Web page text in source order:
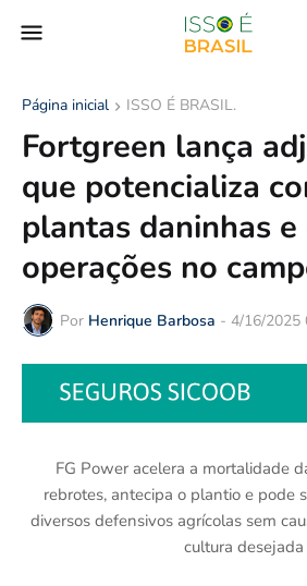
Página inicial ISSO É BRASIL.
Fortgreen lança
que potencializa
plantas daninhas
operações no
Por Henrique Barbosa - 4/16/2025
FG Power acelera a mortalidade
rebrotes, antecipa o plantio e pode
diversos defensivos agrícolas sem
cultura desejada